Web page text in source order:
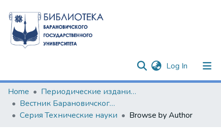
Log In (current)
Communities & Collections
All of DSpace
Home
Периодические издания БарГУ
Вестник Барановичского государственного университета
Серия Технические науки
Browse by Author